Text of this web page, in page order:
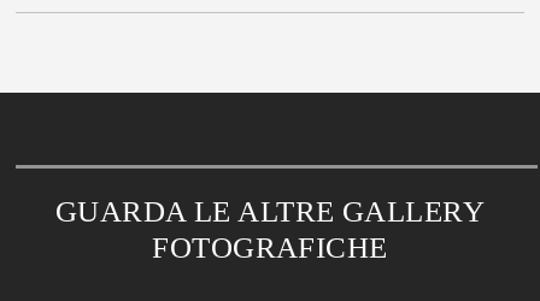
GUARDA LE ALTRE GALLERY
FOTOGRAFICHE